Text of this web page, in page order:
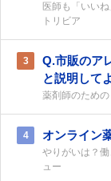
医師も「いい
トリビア
3
Q.市販のア
と説明して
薬剤師のための
4 オンライン
やりがいは？
ュー